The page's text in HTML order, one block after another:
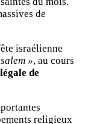
de
israélienne
», au cours
de
religieux